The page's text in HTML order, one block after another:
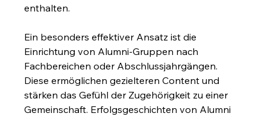
enthalten.
Ein besonders effektiver Ansatz ist die
Einrichtung von Alumni-Gruppen nach
Fachbereichen oder Abschlussjahrgängen.
Diese ermöglichen gezielteren Content und
stärken das Gefühl der Zugehörigkeit zu einer
Gemeinschaft. Erfolgsgeschichten von Alumni